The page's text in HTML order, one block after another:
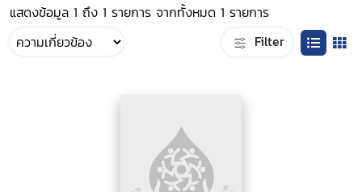
แสดงข้อมูล 1 ถึง 1 รายการ จากทั้งหมด 1 รายการ
Filter